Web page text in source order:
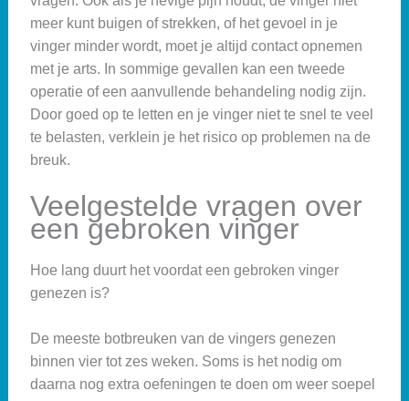
meer kunt buigen of strekken, of het gevoel in je
vinger minder wordt, moet je altijd contact opnemen
met je arts. In sommige gevallen kan een tweede
operatie of een aanvullende behandeling nodig zijn.
Door goed op te letten en je vinger niet te snel te veel
te belasten, verklein je het risico op problemen na de
breuk.
Veelgestelde vragen over
een gebroken vinger
Hoe lang duurt het voordat een gebroken vinger
genezen is?
De meeste botbreuken van de vingers genezen
binnen vier tot zes weken. Soms is het nodig om
daarna nog extra oefeningen te doen om weer soepel